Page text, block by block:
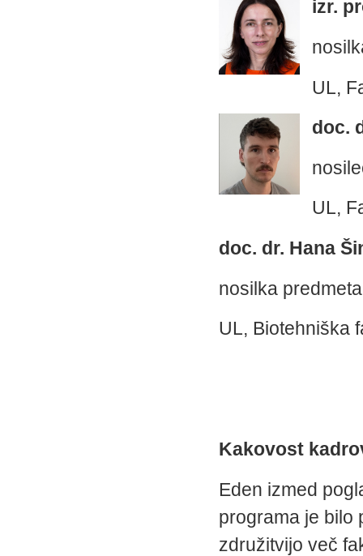
izr.
UL,
doc.
UL,
doc. dr. Hana
nosilka
UL, Biotehniška
Kakovost
Eden izmed
programa je bilo
združitvijo več